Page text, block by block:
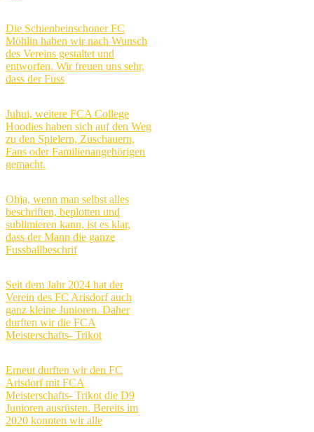
Die Schienbeinschoner FC
Möhlin haben wir nach Wunsch
des Vereins gestaltet und
entworfen. Wir freuen uns sehr,
dass der Fuss
Juhui, weitere FCA College
Hoodies haben sich auf den Weg
zu den Spielern, Zuschauern,
Fans oder Familienangehörigen
gemacht.
Ohja, wenn man selbst alles
beschriften, beplotten und
sublimieren kann, ist es klar,
dass der Mann die ganze
Fussballbeschrif
Seit dem Jahr 2024 hat der
Verein des FC Arisdorf auch
ganz kleine Junioren. Daher
durften wir die FCA
Meisterschafts- Trikot
Erneut durften wir den FC
Arisdorf mit FCA
Meisterschafts- Trikot die D9
Junioren ausrüsten. Bereits im
2020 konnten wir alle